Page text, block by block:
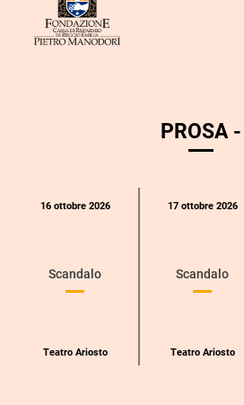
PROSA -
Calendario
categoria
16 ottobre 2026
Scandalo
Teatro Ariosto
17 ottobre 2026
Scandalo
Teatro Ariosto